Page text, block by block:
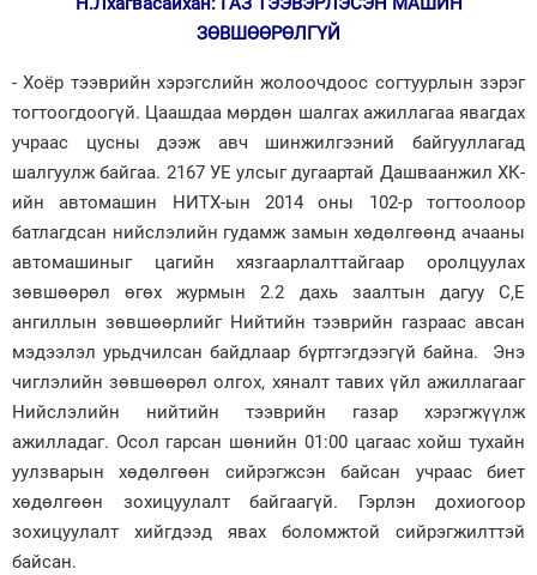
ЗӨВШӨӨРӨЛГҮЙ
- Хоёр тээврийн хэрэгслийн жолоочдоос согтуурлын зэрэг
тогтоогдоогүй. Цаашдаа мөрдөн шалгах ажиллагаа явагдах
учраас цусны дээж авч шинжилгээний байгууллагад
шалгуулж байгаа. 2167 УЕ улсыг дугаартай Дашваанжил ХК-
ийн автомашин НИТХ-ын 2014 оны 102-р тогтоолоор
батлагдсан нийслэлийн гудамж замын хөдөлгөөнд ачааны
автомашиныг цагийн хязгаарлалттайгаар оролцуулах
зөвшөөрөл өгөх журмын 2.2 дахь заалтын дагуу С,Е
ангиллын зөвшөөрлийг Нийтийн тээврийн газраас авсан
мэдээлэл урьдчилсан байдлаар бүртгэгдээгүй байна. Энэ
чиглэлийн зөвшөөрөл олгох, хяналт тавих үйл ажиллагааг
Нийслэлийн нийтийн тээврийн газар хэрэгжүүлж
ажилладаг. Осол гарсан шөнийн 01:00 цагаас хойш тухайн
уулзварын хөдөлгөөн сийрэгжсэн байсан учраас биет
хөдөлгөөн зохицуулалт байгаагүй. Гэрлэн дохиогоор
зохицуулалт хийгдээд явах боломжтой сийрэгжилттэй
байсан.